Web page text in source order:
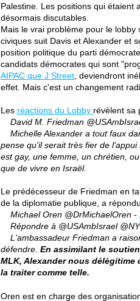
Palestine. Les positions qui étaient
désormais discutables.
Mais le vrai problème pour le
civiques suit Davis et Alexander et
position politique du parti
candidats démocrates qui sont
AIPAC que J Street , deviendront
effet. Mais c'est un changement
Les réactions du Lobby révèlent sa
David M. Friedman
Michelle Alexander a tout faux
pense qu'il serait très fier de
est gay, une femme, un chrétien,
que de vivre en Israël.
Le prédécesseur de Friedman en
de la diplomatie publique, a
Michael Oren @DrMichaelOren -
Répondre à @USAmbIsrael
L'ambassadeur Friedman a
défendre. En assimilant le
MLK, Alexander nous délègitime
la traiter comme telle.
Oren est en charge des